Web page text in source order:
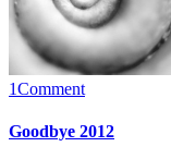
1Comment
Goodbye 2012